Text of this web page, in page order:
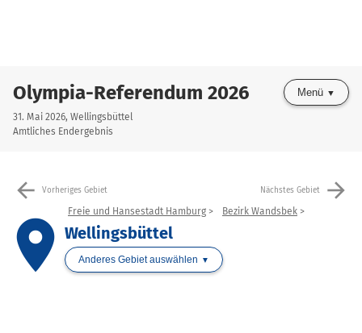
Olympia-Referendum 2026
31. Mai 2026, Wellingsbüttel
Amtliches Endergebnis
Menü
arrow_back Vorheriges Gebiet Nächstes Gebiet arrow_forward
place
Freie und Hansestadt Hamburg Bezirk Wandsbek
Wellingsbüttel
Anderes Gebiet auswählen